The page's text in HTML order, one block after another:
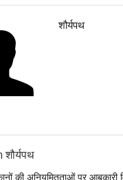
शौर्यपथ
की अनियमितताओं पर आबकारी